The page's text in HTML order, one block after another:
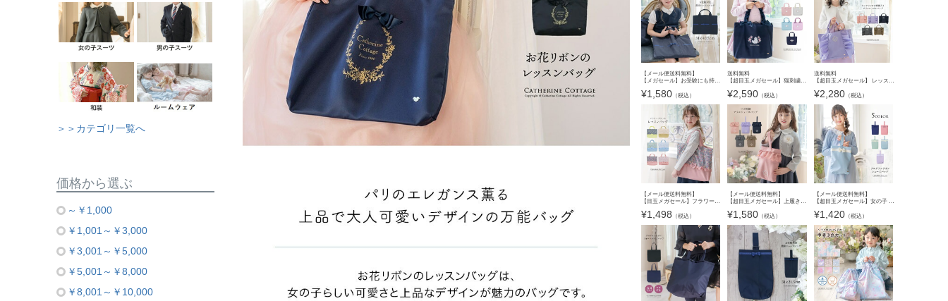
＞＞カテゴリ一覧へ
価格から選ぶ
～￥1,000
￥1,001～￥3,000
￥3,001～￥5,000
￥5,001～￥8,000
￥8,001～￥10,000
【メール便送料無料】
【メガセール】お受験にも持てる手提げ！ シンプル清楚な濃紺上質絵本バッグ YUP12《メール便優先商品》
¥1,580（税込）
送料無料
【超目玉メガセール】猫刺繍レッスンバッグ 女の子 おしゃれ フリルハンドル リボン 幼稚園 保育園 小学生 入園準備 入学式直前最終 手提げ 絵本バッグ マチ付き 刺繍入り かばん バッグ キャサリンコテ
¥2,590 （税込）
送料無料
【超目玉メガセール】 レッスンバッグ 女の子 ロゴ刺繍入り フリルレッスンバッグ スクール レッスンバッグ マチあり 手提げ バッグ フォーマルに合うバッグ 幼稚園 保育園 小学生 ママバッグ キャサリ
¥2,280（税込）
【メール便送料無料】
【目玉メガセール】フラワープリント レッスンバッグ 切り替えフリルリボン 絵本バッグ スクール キャサリンコテージ YUP12 ≪メール便優先商品≫
¥1,498 （税込）
【メール便送料無料】
【超目玉メガセール】上履き入れ キャサリンロゴ刺繍入り フリルシューズバッグ 通園 通学 スクール シューズケース キャサリンコテージ ≪メール便優先商品≫ YUP12
¥1,580 （税込）
【メール便送料無料】
【超目玉メガセール】女の子 グログランリボンシューズバッグ 上履き袋 ネイビー 紺 幼稚園 小学校 通園通学グッズ 入園入学 お受験 上品 おしゃれ 上履き入れ シューズケース スクール レ
¥1,420（税込）